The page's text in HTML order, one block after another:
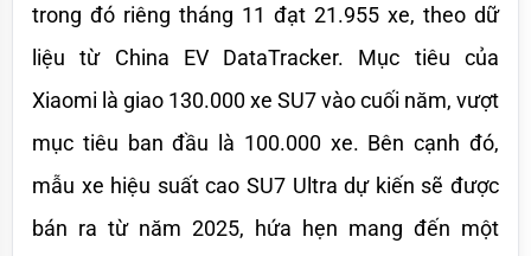
trong đó riêng tháng 11 đạt 21.955 xe, theo dữ
liệu từ China EV DataTracker. Mục tiêu của
Xiaomi là giao 130.000 xe SU7 vào cuối năm, vượt
mục tiêu ban đầu là 100.000 xe. Bên cạnh đó,
mẫu xe hiệu suất cao SU7 Ultra dự kiến sẽ được
bán ra từ năm 2025, hứa hẹn mang đến một